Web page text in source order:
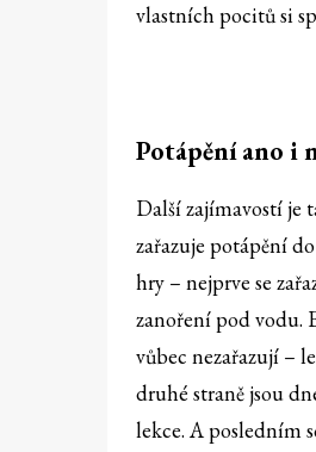
vlastních pocitů si
Potápění ano i
Další zajímavostí je
zařazuje potápění
hry – nejprve se
zanoření pod vodu.
vůbec nezařazují –
druhé straně jsou
lekce. A posledním